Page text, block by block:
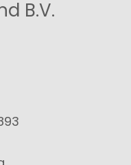
B.V.